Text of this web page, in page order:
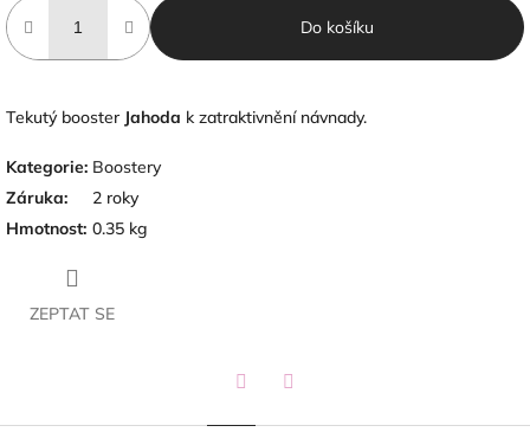
Do košíku
Tekutý booster Jahoda k zatraktivnění návnady.
Kategorie: Boostery
Záruka:
2 roky
Hmotnost: 0.35 kg
ZEPTAT SE